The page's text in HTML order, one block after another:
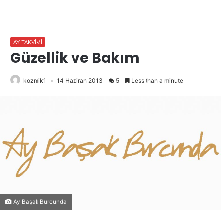
AY TAKVİMİ
Güzellik ve Bakım
kozmik1 14 Haziran 2013 5 Less than a minute
Ay Başak Burcunda